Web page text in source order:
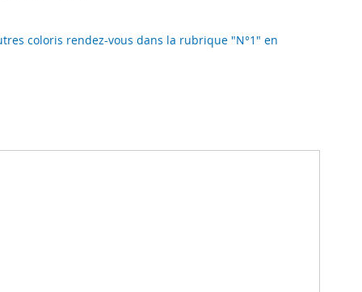
coloris rendez-vous dans la rubrique "N°1" en